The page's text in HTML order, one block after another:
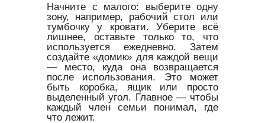
Начните с малого: выберите одну
зону, например, рабочий стол или
тумбочку у кровати. Уберите всё
лишнее, оставьте только то, что
используется ежедневно. Затем
создайте «домик» для каждой вещи
— место, куда она возвращается
после использования. Это может
быть коробка, ящик или просто
выделенный угол. Главное — чтобы
каждый член семьи понимал, где
что лежит.